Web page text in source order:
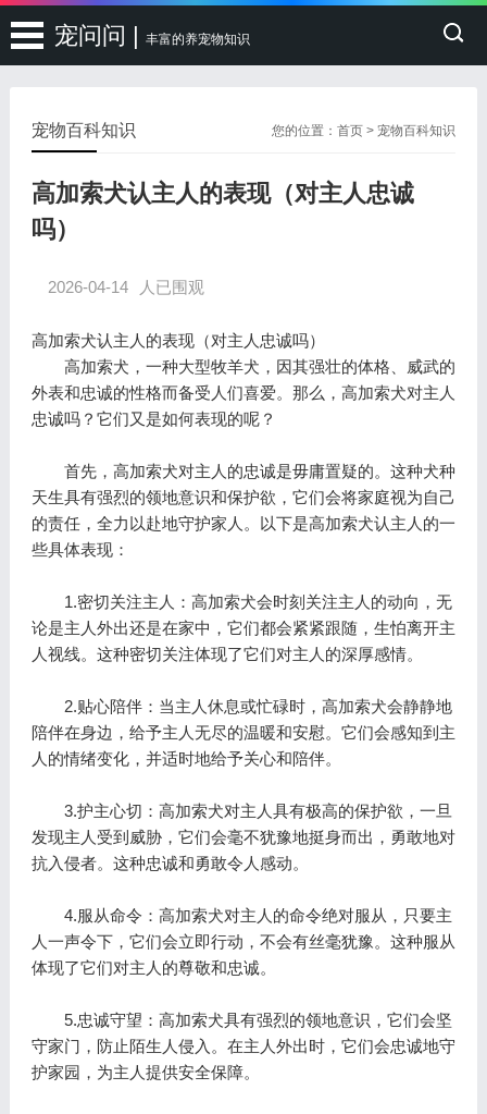
宠问问 | 丰富的养宠物知识
您的位置：首页 >宠物百科知识
宠物百科知识
高加索犬认主人的表现（对主人忠诚
吗）
2026-04-14 人已围观
高加索犬认主人的表现（对主人忠诚吗）
高加索犬，一种大型牧羊犬，因其强壮的体格、威武的
外表和忠诚的性格而备受人们喜爱。那么，高加索犬对主人
忠诚吗？它们又是如何表现的呢？
首先，高加索犬对主人的忠诚是毋庸置疑的。这种犬种
天生具有强烈的领地意识和保护欲，它们会将家庭视为自己
的责任，全力以赴地守护家人。以下是高加索犬认主人的一
些具体表现：
1.密切关注主人：高加索犬会时刻关注主人的动向，无
论是主人外出还是在家中，它们都会紧紧跟随，生怕离开主
人视线。这种密切关注体现了它们对主人的深厚感情。
2.贴心陪伴：当主人休息或忙碌时，高加索犬会静静地
陪伴在身边，给予主人无尽的温暖和安慰。它们会感知到主
人的情绪变化，并适时地给予关心和陪伴。
3.护主心切：高加索犬对主人具有极高的保护欲，一旦
发现主人受到威胁，它们会毫不犹豫地挺身而出，勇敢地对
抗入侵者。这种忠诚和勇敢令人感动。
4.服从命令：高加索犬对主人的命令绝对服从，只要主
人一声令下，它们会立即行动，不会有丝毫犹豫。这种服从
体现了它们对主人的尊敬和忠诚。
5.忠诚守望：高加索犬具有强烈的领地意识，它们会坚
守家门，防止陌生人侵入。在主人外出时，它们会忠诚地守
护家园，为主人提供安全保障。